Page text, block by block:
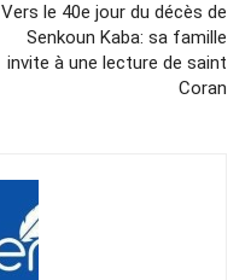
Vers le 40e jour du décès de
Senkoun Kaba: sa famille
invite à une lecture de saint
Coran